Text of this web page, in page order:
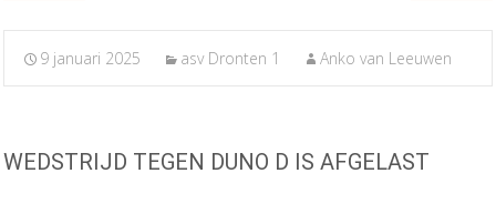
9 januari 2025 asv Dronten 1 Anko van Leeuwen
WEDSTRIJD TEGEN DUNO D IS AFGELAST